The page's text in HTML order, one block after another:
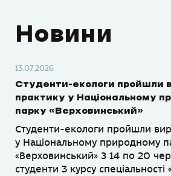
Новини
13.07.2026
Студенти-екологи пройшли
практику у Національному
парку «Верховинський»
Студенти-екологи пройшли
у Національному природному
«Верховинський» З 14 по 20
студенти 3 курсу спеціальності